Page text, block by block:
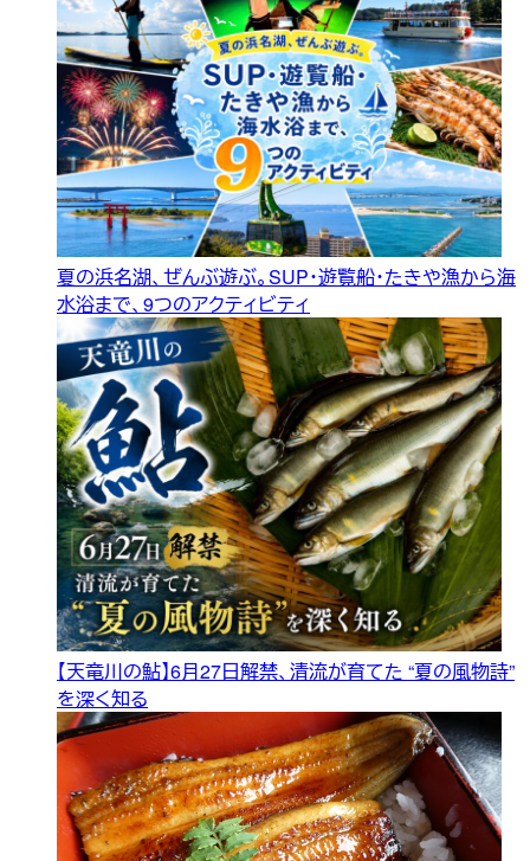
夏の浜名湖、ぜんぶ遊ぶ。SUP・遊覧船・たきや漁から海
水浴まで、9つのアクティビティ
【天竜川の鮎】6月27日解禁、清流が育てた “夏の風物詩”
を深く知る